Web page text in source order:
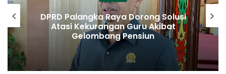
DPRD Palangka Raya Dorong Solusi
Atasi Kekurangan Guru Akibat
Gelombang Pensiun